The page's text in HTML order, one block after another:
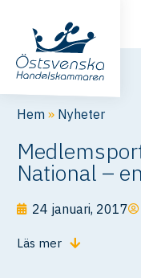
Hem » Nyheter
National –
24 januari, 2017
Läs mer